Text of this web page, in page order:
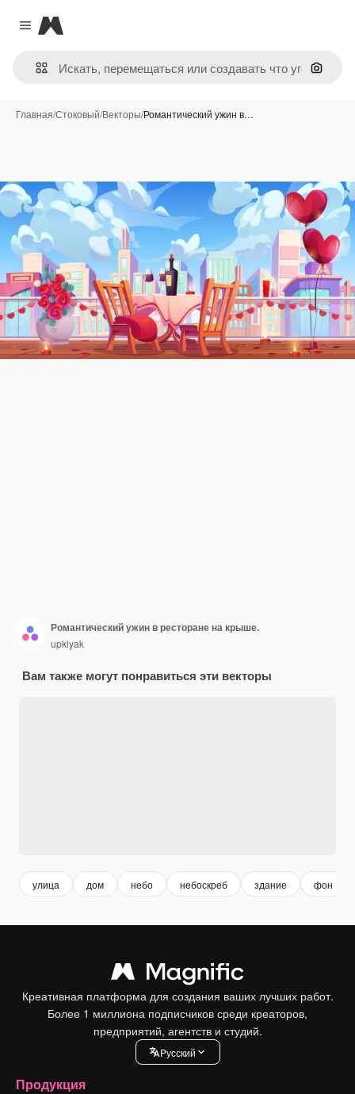
Close menu
Magnific
Поиск
Главная/Стоковый/Векторы/Романтический ужин в…
Романтический ужин в ресторане на крыше.
upklyak
Вам также могут понравиться эти векторы
улица дом небо небоскреб здание фон
Креативная платформа для создания ваших лучших работ.
Более 1 миллиона подписчиков среди креаторов,
предприятий, агентств и студий.
Pусский
Продукция